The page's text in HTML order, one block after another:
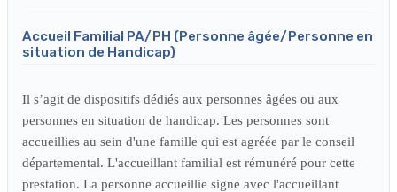
Accueil Familial PA/PH (Personne âgée/Personne en
situation de Handicap)
Il s’agit de dispositifs dédiés aux personnes âgées ou aux
personnes en situation de handicap. Les personnes sont
accueillies au sein d'une famille qui est agréée par le conseil
départemental. L'accueillant familial est rémunéré pour cette
prestation. La personne accueillie signe avec l'accueillant